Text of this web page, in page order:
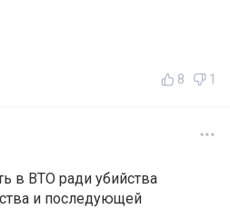
8 1
в ВТО ради убийства
и последующей